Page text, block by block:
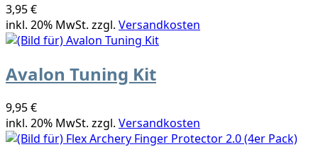
3,95 €
inkl. 20% MwSt. zzgl. Versandkosten
Avalon Tuning Kit
9,95 €
inkl. 20% MwSt. zzgl. Versandkosten